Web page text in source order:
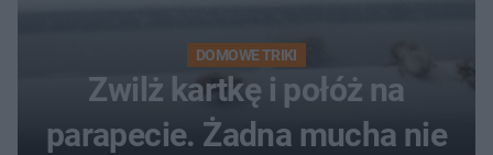
DOMOWE TRIKI
Zwilż kartkę i połóż na
parapecie. Żadna mucha nie